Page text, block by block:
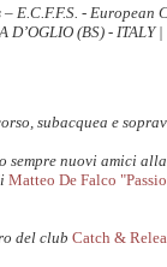
E.C.F.F.S. -
D’OGLIO (BS) - ITALY
subacquea e
nuovi amici
Matteo De Falco
del club Catch &